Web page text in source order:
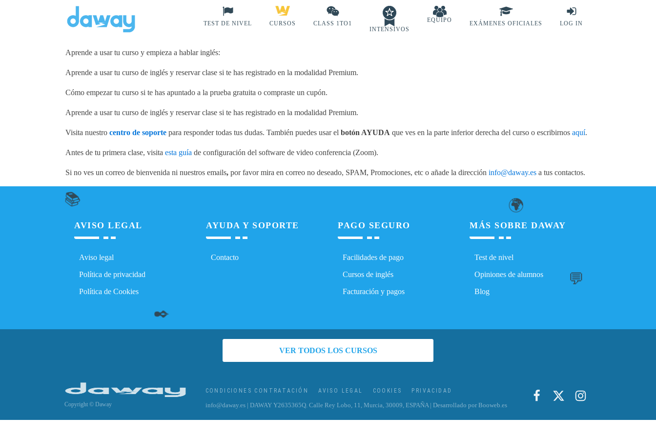
TEST DE NIVEL CURSOS
CLASS 1TO1
INTENSIVOS
EQUIPO EXÁMENES OFICIALES LOG IN
Aprende a usar tu curso y empieza a hablar inglés:
Aprende a usar tu curso de inglés y reservar clase si te has registrado en la modalidad Premium.
Cómo empezar tu curso si te has apuntado a la prueba gratuita o compraste un cupón.
Aprende a usar tu curso de inglés y reservar clase si te has registrado en la modalidad Premium.
Visita nuestrocentro de soporte para responder todas tus dudas. También puedes usar elbotón AYUDA que ves en la parte inferior derecha del curso o escribirnosaquí.
Antes de tu primera clase, visitaesta guía de configuración del software de video conferencia (Zoom).
Si no ves un correo de bienvenida ni nuestros emails,por favor mira en correo no deseado, SPAM, Promociones, etc o añade la direccióninfo@daway.es a tus contactos.
📚
💬
✒️
🌍
AVISO LEGAL
Aviso legal
Política de privacidad
Política de Cookies
AYUDA Y SOPORTE
Contacto
PAGO SEGURO
Facilidades de pago
Cursos de inglés
Facturación y pagos
MÁS SOBRE DAWAY
Test de nivel
Opiniones de alumnos
Blog
VER TODOS LOS CURSOS
Copyright © Daway
CONDICIONES CONTRATACIÓN AVISO LEGAL COOKIES PRIVACIDAD
info@daway.es | DAWAY Y2635365Q. Calle Rey Lobo, 11, Murcia, 30009, ESPAÑA | Desarrollado por Booweb.es